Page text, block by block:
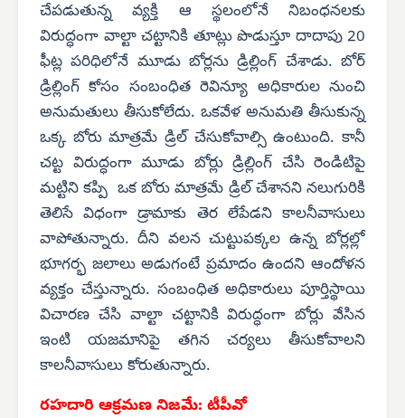
చేపడుతున్న వ్యక్తి ఆ స్థలంలోనే నిబంధనలకు
విరుద్ధంగా వాల్టా చట్టానికి తూట్లు పొడుస్తూ దాదాపు 20
ఫీట్ల పరిధిలోనే మూడు బోర్లను డ్రిల్లింగ్ చేశాడు. బోర్
డ్రిల్లింగ్ కోసం సంబంధిత రెవిన్యూ అధికారుల నుంచి
అనుమతులు తీసుకోలేదు. ఒకవేళ అనుమతి తీసుకున్న
ఒక్క బోరు మాత్రమే డ్రిల్ చేసుకోవాల్సి ఉంటుంది. కానీ
చట్ట విరుద్ధంగా మూడు బోర్లు డ్రిల్లింగ్ చేసి రెండిటిపై
మట్టిని కప్పి ఒక బోరు మాత్రమే డ్రిల్ చేశానని నలుగురికి
తెలిసే విధంగా డ్రామాకు తెర లేపేడని కాలనీవాసులు
వాపోతున్నారు. దీని వలన చుట్టుపక్కల ఉన్న బోర్లల్లో
భూగర్భ జలాలు అడుగంటే ప్రమాదం ఉందని ఆందోళన
వ్యక్తం చేస్తున్నారు. సంబంధిత అధికారులు పూర్తిస్థాయి
విచారణ చేసి వాల్టా చట్టానికి విరుద్ధంగా బోర్లు వేసిన
ఇంటి యజమానిపై తగిన చర్యలు తీసుకోవాలని
కాలనీవాసులు కోరుతున్నారు.
రహదారి ఆక్రమణ నిజమే: టీపీవో